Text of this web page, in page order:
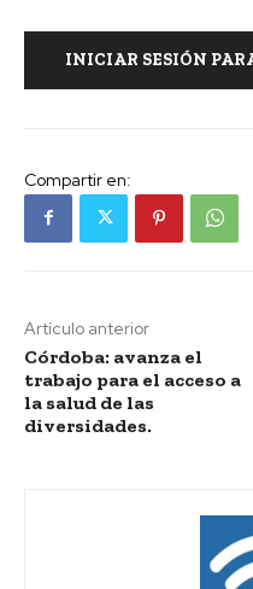
INICIAR SESIÓN
Compartir en:
Artículo anterior
Córdoba: avanza el
trabajo para el acceso a
la salud de las
diversidades.